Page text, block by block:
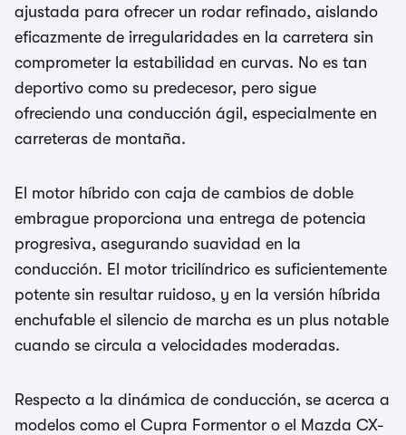
ajustada para ofrecer un rodar refinado, aislando
eficazmente de irregularidades en la carretera sin
comprometer la estabilidad en curvas. No es tan
deportivo como su predecesor, pero sigue
ofreciendo una conducción ágil, especialmente en
carreteras de montaña.
El motor híbrido con caja de cambios de doble
embrague proporciona una entrega de potencia
progresiva, asegurando suavidad en la
conducción. El motor tricilíndrico es suficientemente
potente sin resultar ruidoso, y en la versión híbrida
enchufable el silencio de marcha es un plus notable
cuando se circula a velocidades moderadas.
Respecto a la dinámica de conducción, se acerca a
modelos como el Cupra Formentor o el Mazda CX-